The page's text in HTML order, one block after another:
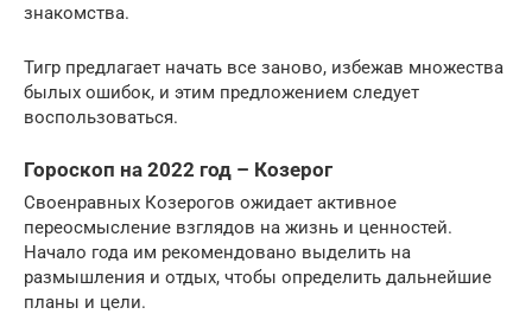
знакомства.
Тигр предлагает начать все заново, избежав множества
былых ошибок, и этим предложением следует
воспользоваться.
Гороскоп на 2022 год – Козерог
Своенравных Козерогов ожидает активное
переосмысление взглядов на жизнь и ценностей.
Начало года им рекомендовано выделить на
размышления и отдых, чтобы определить дальнейшие
планы и цели.